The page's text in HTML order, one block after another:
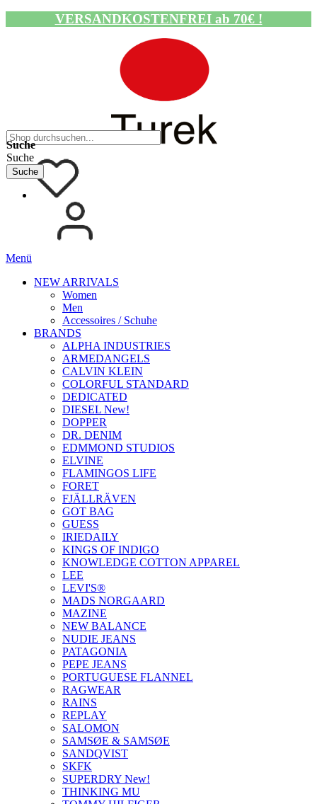
VERSANDKOSTENFREI ab 70€ !
Navigation umschalten
Suche
Suche
Suche
Menü
NEW ARRIVALS
Women
Men
Accessoires / Schuhe
BRANDS
ALPHA INDUSTRIES
ARMEDANGELS
CALVIN KLEIN
COLORFUL STANDARD
DEDICATED
DIESEL New!
DOPPER
DR. DENIM
EDMMOND STUDIOS
ELVINE
FLAMINGOS LIFE
FORET
FJÄLLRÄVEN
GOT BAG
GUESS
IRIEDAILY
KINGS OF INDIGO
KNOWLEDGE COTTON APPAREL
LEE
LEVI'S®
MADS NORGAARD
MAZINE
NEW BALANCE
NUDIE JEANS
PATAGONIA
PEPE JEANS
PORTUGUESE FLANNEL
RAGWEAR
RAINS
REPLAY
SALOMON
SAMSØE & SAMSØE
SANDQVIST
SKFK
SUPERDRY New!
THINKING MU